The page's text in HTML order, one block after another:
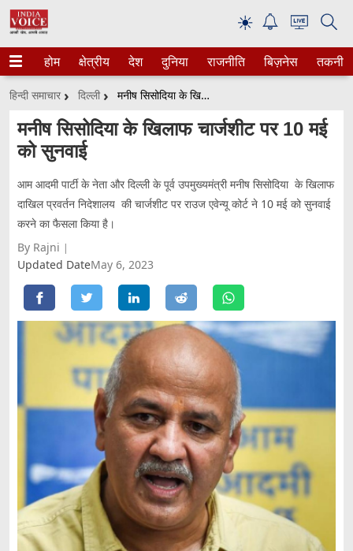
☀
होम क्षेत्रीय देश दुनिया राजनीति बिज़नेस तकनीक
हिन्दी समाचार दिल्ली मनीष सिसोदिया के खिलाफ चार्जशीट पर 10 मई को सुनवाई
मनीष सिसोदिया के खिलाफ चार्जशीट पर 10 मई
को सुनवाई
आम आदमी पार्टी के नेता और दिल्ली के पूर्व उपमुख्यमंत्री मनीष सिसोदिया के खिलाफ
दाखिल प्रवर्तन निदेशालय की चार्जशीट पर राउज एवेन्यू कोर्ट ने 10 मई को सुनवाई
करने का फैसला किया है।
By Rajni
Updated DateMay 6, 2023